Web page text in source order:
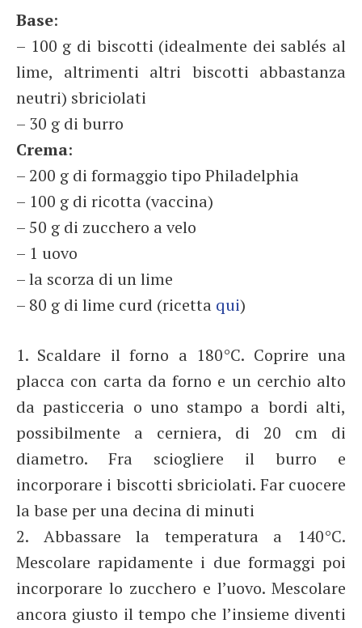
Base:
– 100 g di biscotti (idealmente dei sablés al
lime, altrimenti altri biscotti abbastanza
neutri) sbriciolati
– 30 g di burro
Crema:
– 200 g di formaggio tipo Philadelphia
– 100 g di ricotta (vaccina)
– 50 g di zucchero a velo
– 1 uovo
– la scorza di un lime
– 80 g di lime curd (ricetta qui)
1. Scaldare il forno a 180°C. Coprire una
placca con carta da forno e un cerchio alto
da pasticceria o uno stampo a bordi alti,
possibilmente a cerniera, di 20 cm di
diametro. Fra sciogliere il burro e
incorporare i biscotti sbriciolati. Far cuocere
la base per una decina di minuti
2. Abbassare la temperatura a 140°C.
Mescolare rapidamente i due formaggi poi
incorporare lo zucchero e l’uovo. Mescolare
ancora giusto il tempo che l’insieme diventi